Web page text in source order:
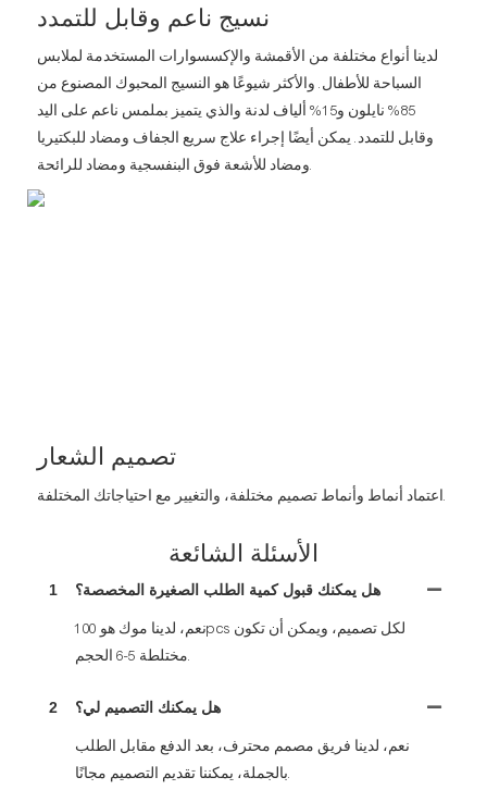
نسيج ناعم وقابل للتمدد
لدينا أنواع مختلفة من الأقمشة والإكسسوارات المستخدمة لملابس
السباحة للأطفال. والأكثر شيوعًا هو النسيج المحبوك المصنوع من
85% نايلون و15% ألياف لدنة والذي يتميز بملمس ناعم على اليد
وقابل للتمدد. يمكن أيضًا إجراء علاج سريع الجفاف ومضاد للبكتيريا
ومضاد للأشعة فوق البنفسجية ومضاد للرائحة.
تصميم الشعار
اعتماد أنماط وأنماط تصميم مختلفة، والتغيير مع احتياجاتك المختلفة.
الأسئلة الشائعة
1 هل يمكنك قبول كمية الطلب الصغيرة المخصصة؟
نعم، لدينا موك هو 100pcs لكل تصميم، ويمكن أن تكون
مختلطة 5-6 الحجم.
2 هل يمكنك التصميم لي؟
نعم، لدينا فريق مصمم محترف، بعد الدفع مقابل الطلب
بالجملة، يمكننا تقديم التصميم مجانًا.